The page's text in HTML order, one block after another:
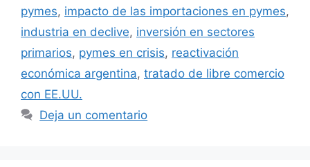
pymes, impacto de las importaciones en pymes,
industria en declive, inversión en sectores
primarios, pymes en crisis, reactivación
económica argentina, tratado de libre comercio
con EE.UU.
Deja un comentario